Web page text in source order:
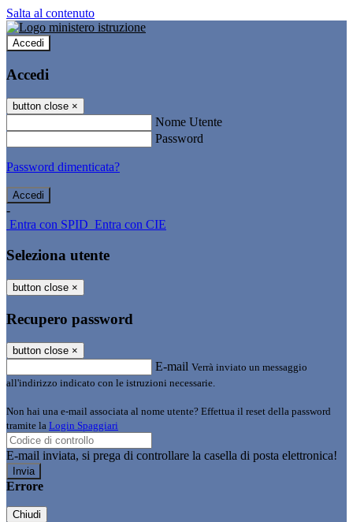
Salta al contenuto
Accedi
Accedi
button close ×
Nome Utente
Password
Password dimenticata?
-
Entra con SPID Entra con CIE
Seleziona utente
button close ×
Recupero password
button close ×
E-mail Verrà inviato un messaggio
all'indirizzo indicato con le istruzioni necessarie.
Non hai una e-mail associata al nome utente? Effettua il reset della password
tramite la Login Spaggiari
E-mail inviata, si prega di controllare la casella di posta elettronica!
Errore
Chiudi